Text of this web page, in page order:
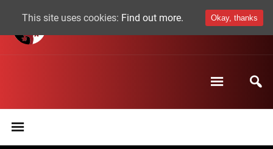
This site uses cookies: Find out more. Okay, thanks